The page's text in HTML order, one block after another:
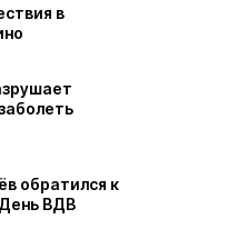
в
обратился к
ВДВ